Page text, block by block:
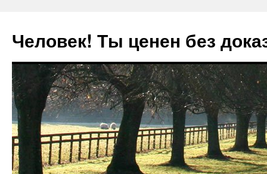
Человек! Ты ценен без